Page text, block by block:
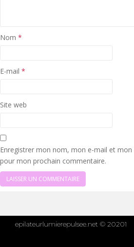
Nom *
E-mail *
Site web
Enregistrer mon nom, mon e-mail et
pour mon prochain commentaire.
epilateurlumierepulsee.net © 20201